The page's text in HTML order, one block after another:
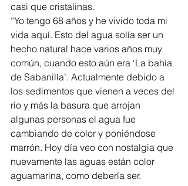
casi que cristalinas.
“Yo tengo 68 años y he vivido toda mi
vida aquí. Esto del agua solía ser un
hecho natural hace varios años muy
común, cuando esto aún era ‘La bahía
de Sabanilla’. Actualmente debido a
los sedimentos que vienen a veces del
río y más la basura que arrojan
algunas personas el agua fue
cambiando de color y poniéndose
marrón. Hoy día veo con nostalgia que
nuevamente las aguas están color
aguamarina, como debería ser.